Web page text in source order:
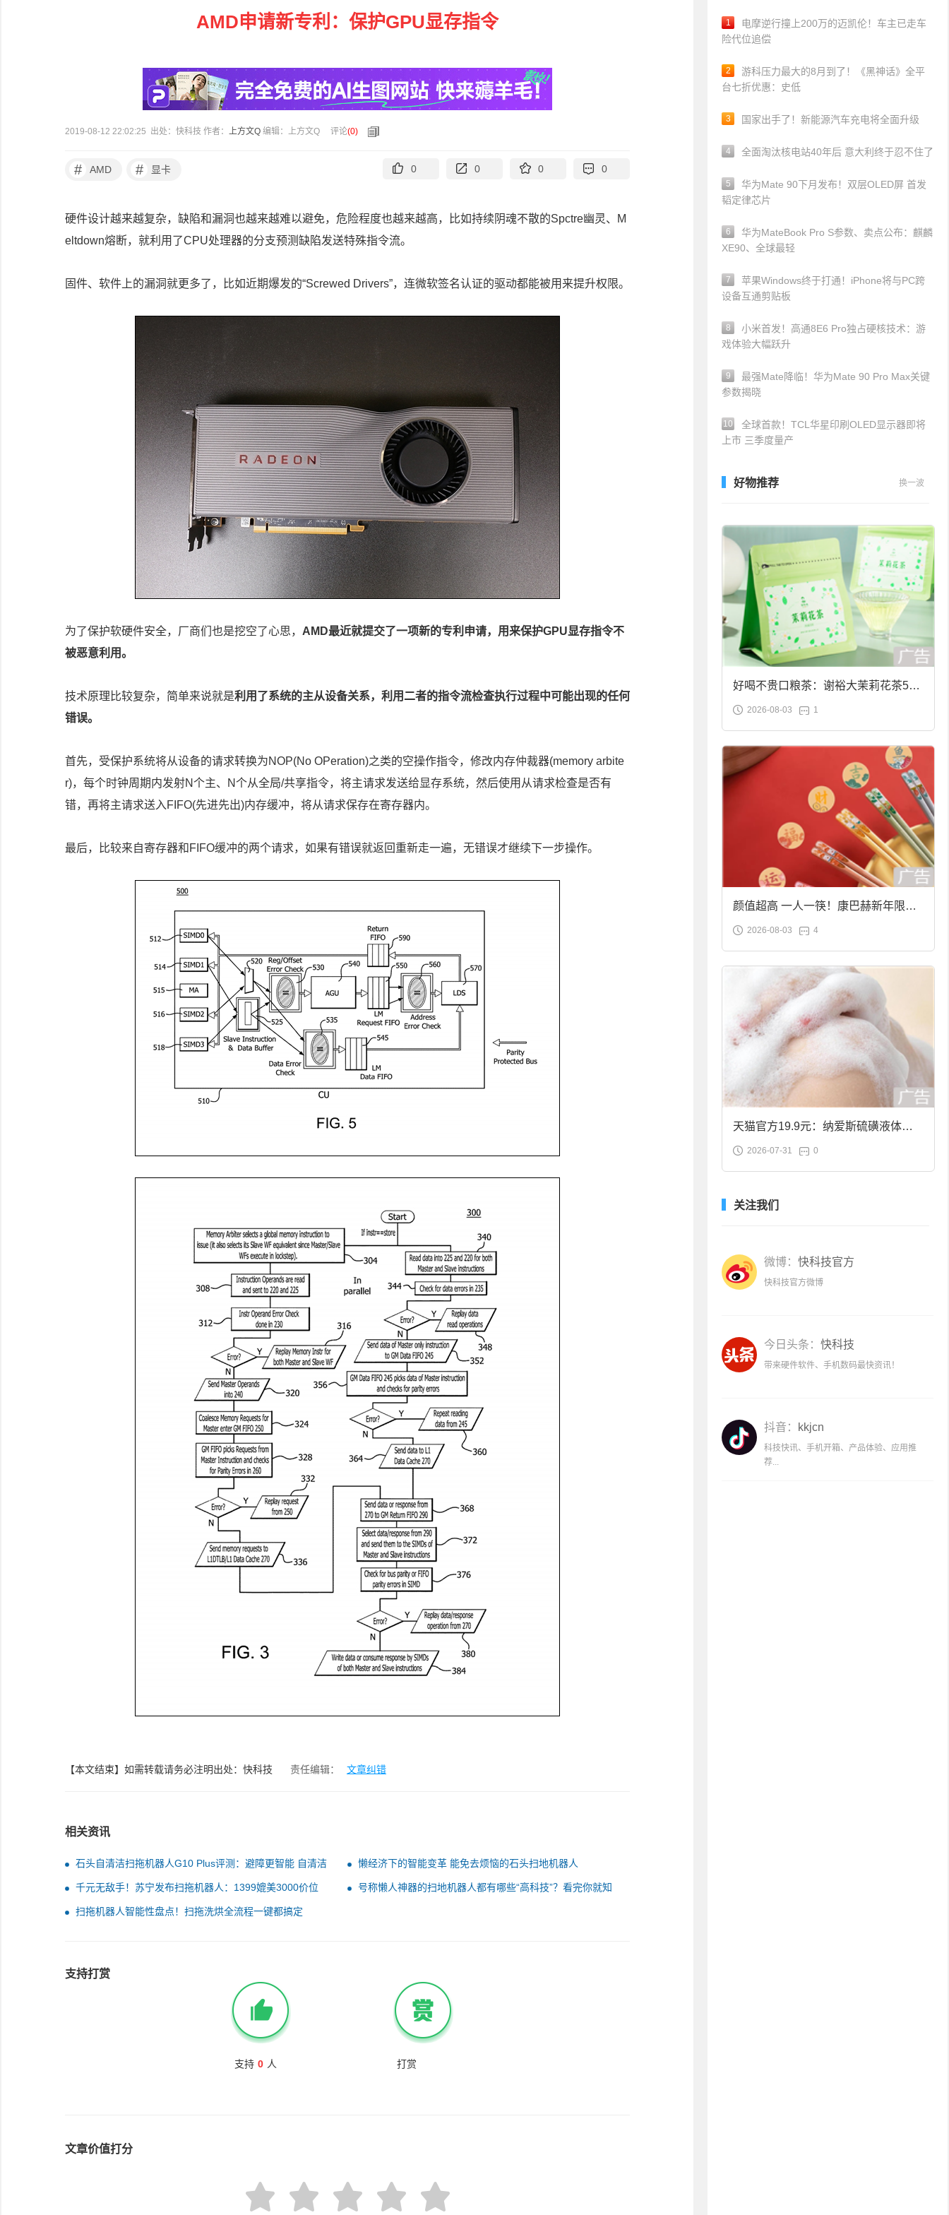
AMD申请新专利：保护GPU显存指令
2019-08-12 22:02:25 出处：快科技 作者： 上方文Q 编辑：上方文Q 评论(0)
# AMD # 显卡 0 0 0 0
硬件设计越来越复杂，缺陷和漏洞也越来越难以避免，危险程度也越来越高，比如持续阴魂不散的Spctre幽灵、M
eltdown熔断，就利用了CPU处理器的分支预测缺陷发送特殊指令流。
固件、软件上的漏洞就更多了，比如近期爆发的“Screwed Drivers”，连微软签名认证的驱动都能被用来提升权限。
为了保护软硬件安全，厂商们也是挖空了心思， AMD最近就提交了一项新的专利申请，用来保护GPU显存指令不
被恶意利用。
技术原理比较复杂，简单来说就是利用了系统的主从设备关系，利用二者的指令流检查执行过程中可能出现的任何
错误。
首先，受保护系统将从设备的请求转换为NOP(No OPeration)之类的空操作指令，修改内存仲裁器(memory arbite
r)，每个时钟周期内发射N个主、N个从全局/共享指令，将主请求发送给显存系统，然后使用从请求检查是否有
错，再将主请求送入FIFO(先进先出)内存缓冲，将从请求保存在寄存器内。
最后，比较来自寄存器和FIFO缓冲的两个请求，如果有错误就返回重新走一遍，无错误才继续下一步操作。
【本文结束】如需转载请务必注明出处：快科技 责任编辑： 文章纠错
相关资讯
石头自清洁扫拖机器人G10 Plus评测：避障更智能 自清洁
更舒心
懒经济下的智能变革 能免去烦恼的石头扫地机器人
千元无敌手！苏宁发布扫拖机器人：1399媲美3000价位
号称懒人神器的扫地机器人都有哪些“高科技”？看完你就知
扫拖机器人智能性盘点！扫拖洗烘全流程一键都搞定
支持打赏
支持 0 人 打赏
文章价值打分
1
电摩逆行撞上200万的迈凯伦！车主已走车
险代位追偿
2
游科压力最大的8月到了！《黑神话》全平
台七折优惠：史低
3 国家出手了！新能源汽车充电将全面升级
4 全面淘汰核电站40年后 意大利终于忍不住了
5
华为Mate 90下月发布！双层OLED屏 首发
韬定律芯片
6
华为MateBook Pro S参数、卖点公布：麒麟
XE90、全球最轻
7
苹果Windows终于打通！iPhone将与PC跨
设备互通剪贴板
8
小米首发！高通8E6 Pro独占硬核技术：游
戏体验大幅跃升
9
最强Mate降临！华为Mate 90 Pro Max关键
参数揭晓
10
全球首款！TCL华星印刷OLED显示器即将
上市 三季度量产
好物推荐 换一波
好喝不贵口粮茶：谢裕大茉莉花茶50g
袋装9.9元到手
2026-08-03 1
颜值超高 一人一筷！康巴赫新年限定
合金筷子大促：19.9元
2026-08-03 4
天猫官方19.9元：纳爱斯硫磺液体香
皂2斤大促
2026-07-31 0
关注我们
微博： 快科技官方
快科技官方微博
今日头条： 快科技
带来硬件软件、手机数码最快资讯！
抖音： kkjcn
科技快讯、手机开箱、产品体验、应用推
荐...